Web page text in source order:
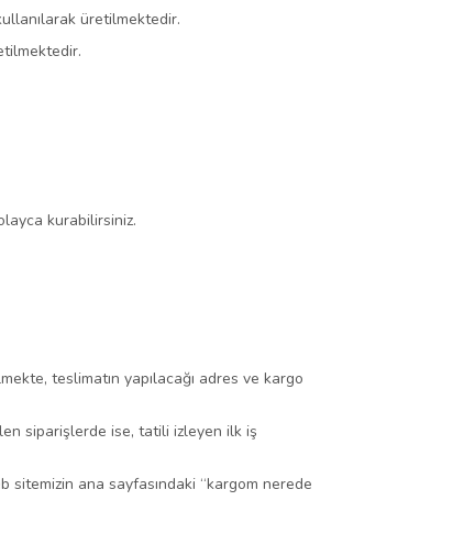
üretilmektedir.
kurabilirsiniz.
teslimatın yapılacağı adres ve kargo
siparişlerde ise, tatili izleyen ilk iş
sitemizin ana sayfasındaki “kargom nerede